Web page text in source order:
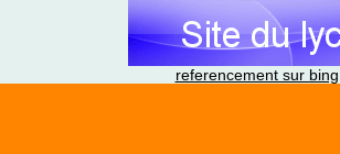
referencement sur bing